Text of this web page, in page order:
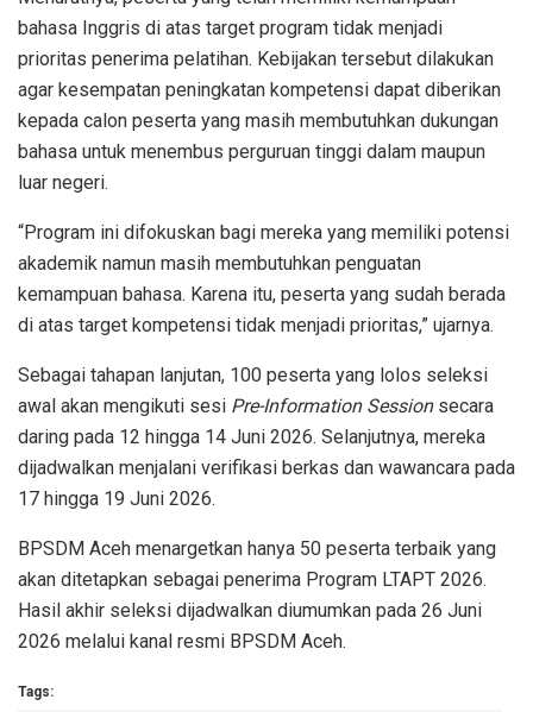
bahasa Inggris di atas target program tidak menjadi
prioritas penerima pelatihan. Kebijakan tersebut dilakukan
agar kesempatan peningkatan kompetensi dapat diberikan
kepada calon peserta yang masih membutuhkan dukungan
bahasa untuk menembus perguruan tinggi dalam maupun
luar negeri.
“Program ini difokuskan bagi mereka yang memiliki potensi
akademik namun masih membutuhkan penguatan
kemampuan bahasa. Karena itu, peserta yang sudah berada
di atas target kompetensi tidak menjadi prioritas,” ujarnya.
Sebagai tahapan lanjutan, 100 peserta yang lolos seleksi
awal akan mengikuti sesi Pre-Information Sessionsecara
daring pada 12 hingga 14 Juni 2026. Selanjutnya, mereka
dijadwalkan menjalani verifikasi berkas dan wawancara pada
17 hingga 19 Juni 2026.
BPSDM Aceh menargetkan hanya 50 peserta terbaik yang
akan ditetapkan sebagai penerima Program LTAPT 2026.
Hasil akhir seleksi dijadwalkan diumumkan pada 26 Juni
2026 melalui kanal resmi BPSDM Aceh.
Tags: